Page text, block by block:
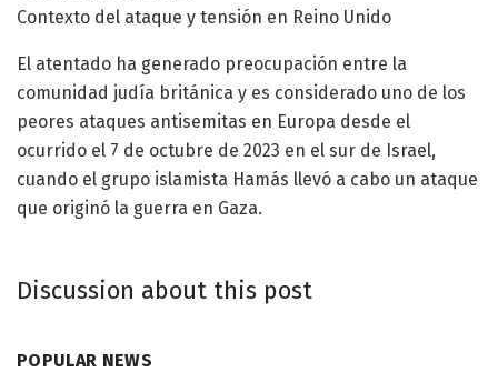
Contexto del ataque y tensión en Reino Unido
El atentado ha generado preocupación entre la
comunidad judía británica y es considerado uno de los
peores ataques antisemitas en Europa desde el
ocurrido el 7 de octubre de 2023 en el sur de Israel,
cuando el grupo islamista Hamás llevó a cabo un ataque
que originó la guerra en Gaza.
Discussion about this post
POPULAR NEWS